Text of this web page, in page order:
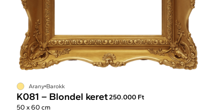
Arany Barokk
K081 – Blondel keret250.000 Ft
50 x 60 cm